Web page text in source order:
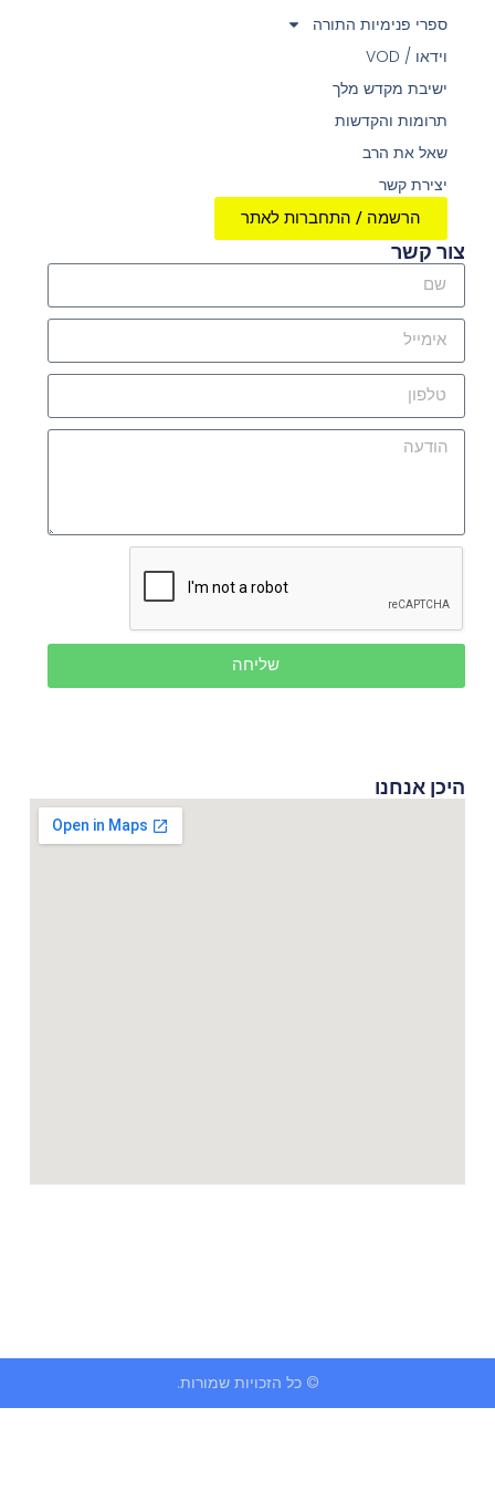
ספרי פנימיות התורה
וידאו / VOD
ישיבת מקדש מלך
תרומות והקדשות
שאל את הרב
יצירת קשר
הרשמה / התחברות לאתר
צור קשר
שליחה
היכן אנחנו
© כל הזכויות שמורות.